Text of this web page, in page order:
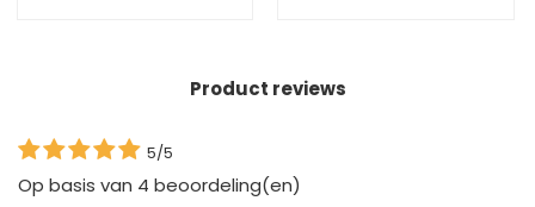
Product reviews
5/5
Op basis van 4 beoordeling(en)